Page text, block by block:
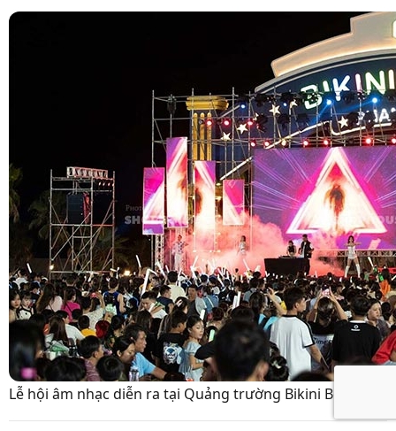
Lễ hội âm nhạc diễn ra tại Quảng trường Bikini Beach